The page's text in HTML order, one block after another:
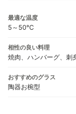
最適な温度
5～50℃
相性の良い料理
焼肉、ハンバーグ、刺
おすすめのグラス
陶器お椀型